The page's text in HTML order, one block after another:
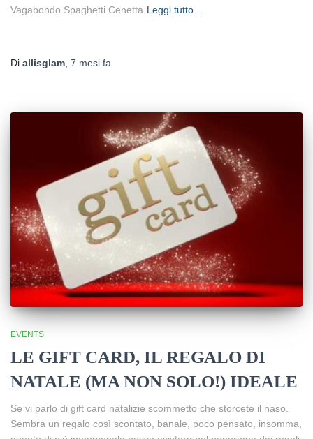
Vagabondo Spaghetti Cenetta Leggi tutto…
Di allisglam, 7 mesi fa
EVENTS
LE GIFT CARD, IL REGALO DI
NATALE (MA NON SOLO!) IDEALE
Se vi parlo di gift card natalizie scommetto che storcete il naso.
Sembra un regalo così scontato, banale, poco pensato, insomma,